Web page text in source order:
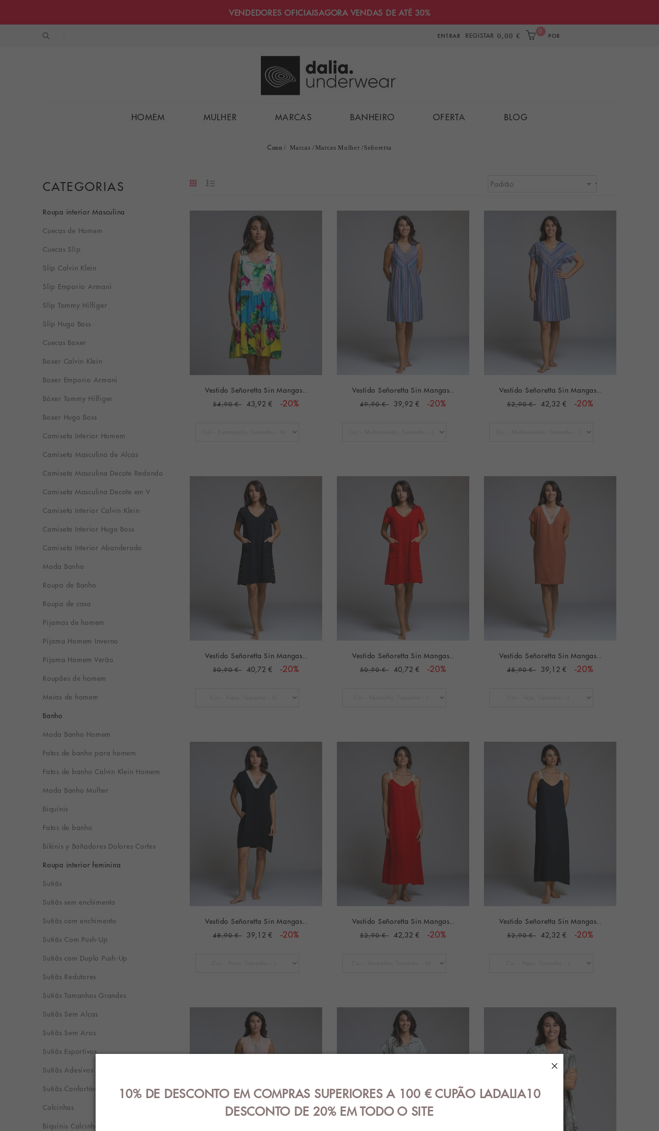
VENDEDORES OFICIAISAGORA VENDAS DE ATÉ 30%
ENTRAR REGISTAR 0,00 €
0
POR
HOMEM MULHER MARCAS BANHEIRO OFERTA BLOG
Casa Marcas Marcas Mulher Señoretta
CATEGORIAS
Roupa interior Masculina
Cuecas de Homem
Cuecas Slip
Slip Calvin Klein
Slip Emporio Armani
Slip Tommy Hilfiger
Slip Hugo Boss
Cuecas Boxer
Boxer Calvin Klein
Boxer Emporio Armani
Bóxer Tommy Hilfiger
Boxer Hugo Boss
Camiseta Interior Homem
Camiseta Masculina de Alças
Camiseta Masculina Decote Redondo
Camiseta Masculina Decote em V
Camiseta Interior Calvin Klein
Camiseta Interior Hugo Boss
Camiseta Interior Abanderado
Moda Banho
Roupa de Banho
Roupa de casa
Pijamas de homem
Pijama Homem Inverno
Pijama Homem Verão
Roupões de homem
Meias de homem
Banho
Moda Banho Homem
Fatos de banho para homem
Fatos de banho Calvin Klein Homem
Moda Banho Mulher
Biquínis
Fatos de banho
Bikinis y Bañadores Dolores Cortes
Roupa interior feminina
Sutiãs
Sutiãs sem enchimento
Sutiãs com enchimento
Sutiãs Com Push-Up
Sutiãs com Duplo Push-Up
Sutiãs Redutores
Sutiãs Tamanhos Grandes
Sutiãs Sem Alças
Sutiãs Sem Aros
Sutiãs Esportivos
Sutiãs Adesivos sem Costas
Sutiãs Confortáveis
Calcinhas
Biquínis Calcinha
Vestido Señoretta Sin Mangas..
54,90 € 43,92 € -20%
Vestido Señoretta Sin Mangas..
49,90 € 39,92 € -20%
Vestido Señoretta Sin Mangas..
52,90 € 42,32 € -20%
Vestido Señoretta Sin Mangas..
50,90 € 40,72 € -20%
Vestido Señoretta Sin Mangas..
50,90 € 40,72 € -20%
Vestido Señoretta Sin Mangas..
48,90 € 39,12 € -20%
Vestido Señoretta Sin Mangas..
48,90 € 39,12 € -20%
Vestido Señoretta Sin Mangas..
52,90 € 42,32 € -20%
Vestido Señoretta Sin Mangas..
52,90 € 42,32 € -20%
10% DE DESCONTO EM COMPRAS SUPERIORES A 100 € CUPÃO LADALIA10
DESCONTO DE 20% EM TODO O SITE
×